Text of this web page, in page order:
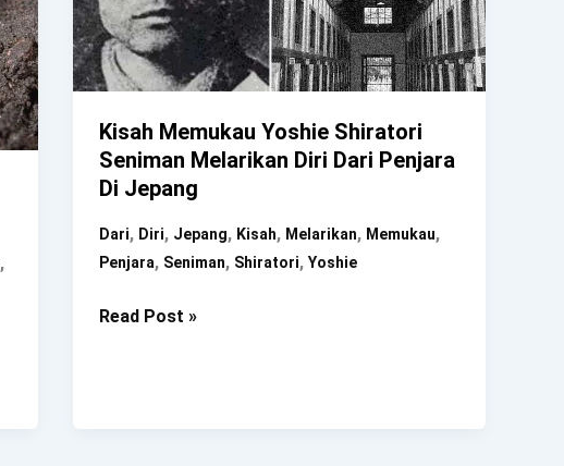
,
Kisah Memukau Yoshie Shiratori
Seniman Melarikan Diri Dari Penjara
Di Jepang
Dari, Diri, Jepang, Kisah, Melarikan, Memukau,
Penjara, Seniman, Shiratori,Yoshie
Kisah
Read Post »